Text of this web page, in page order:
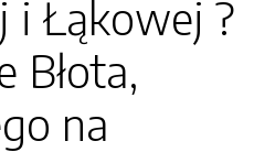
i Łąkowej ?
Błota,
na